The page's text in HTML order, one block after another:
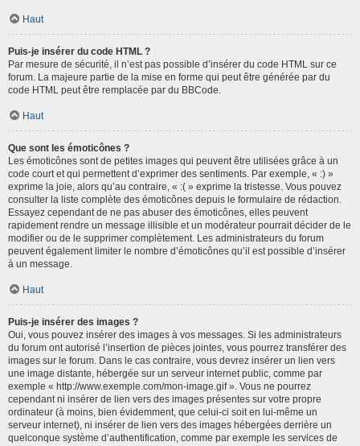
Haut
Puis-je insérer du code HTML ?
Par mesure de sécurité, il n’est pas possible d’insérer du code HTML sur ce
forum. La majeure partie de la mise en forme qui peut être générée par du
code HTML peut être remplacée par du BBCode.
Haut
Que sont les émoticônes ?
Les émoticônes sont de petites images qui peuvent être utilisées grâce à un
code court et qui permettent d’exprimer des sentiments. Par exemple, « :) »
exprime la joie, alors qu’au contraire, « :( » exprime la tristesse. Vous pouvez
consulter la liste complète des émoticônes depuis le formulaire de rédaction.
Essayez cependant de ne pas abuser des émoticônes, elles peuvent
rapidement rendre un message illisible et un modérateur pourrait décider de le
modifier ou de le supprimer complètement. Les administrateurs du forum
peuvent également limiter le nombre d’émoticônes qu’il est possible d’insérer
à un message.
Haut
Puis-je insérer des images ?
Oui, vous pouvez insérer des images à vos messages. Si les administrateurs
du forum ont autorisé l’insertion de pièces jointes, vous pourrez transférer des
images sur le forum. Dans le cas contraire, vous devrez insérer un lien vers
une image distante, hébergée sur un serveur internet public, comme par
exemple « http://www.exemple.com/mon-image.gif ». Vous ne pourrez
cependant ni insérer de lien vers des images présentes sur votre propre
ordinateur (à moins, bien évidemment, que celui-ci soit en lui-même un
serveur internet), ni insérer de lien vers des images hébergées derrière un
quelconque système d’authentification, comme par exemple les services de